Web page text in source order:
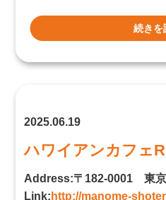
続きを
2025.06.19
ハワイアンカフェ
Address:〒182-0001 東京
Link: http://manome-